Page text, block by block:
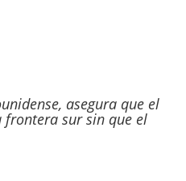
asegura que el
frontera sur sin que el